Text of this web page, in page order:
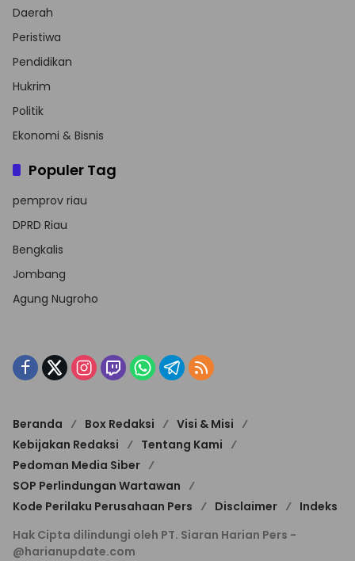
Daerah
Peristiwa
Pendidikan
Hukrim
Politik
Ekonomi & Bisnis
Populer Tag
pemprov riau
DPRD Riau
Bengkalis
Jombang
Agung Nugroho
Beranda Box Redaksi
Visi & Misi
Kebijakan Redaksi
Tentang Kami
Pedoman Media Siber
SOP Perlindungan Wartawan
Kode Perilaku Perusahaan Pers
Disclaimer
Indeks
Hak Cipta dilindungi oleh PT. Siaran Harian Pers -
@harianupdate.com